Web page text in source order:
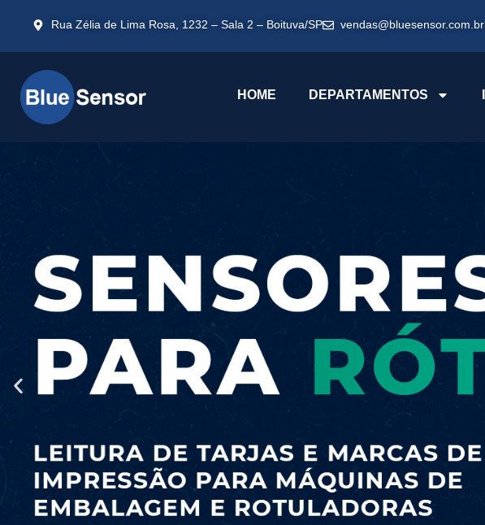
Rua Zélia de Lima Rosa, 1232 – Sala 2 – Boituva/SP vendas@bluesensor.com.br
HOME DEPARTAMENTOS